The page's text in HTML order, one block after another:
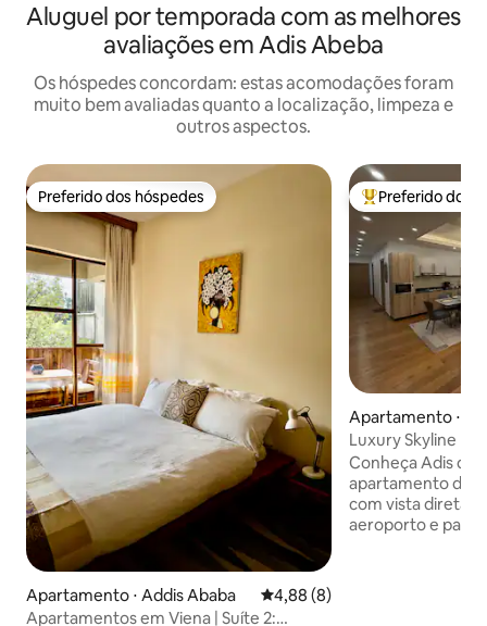
Aluguel por temporada com as melhores
avaliações em Adis Abeba
Os hóspedes concordam: estas acomodações foram
muito bem avaliadas quanto a localização, limpeza e
outros aspectos.
Preferido dos hóspedes
Preferido dos hóspedes
Apartamento ⋅ Addis Ababa 4,88 de uma avaliação média
4,88 (8)
Apartamentos em Viena | Suíte 2:
Entre os
Preferido dos
Apartamento ⋅
Luxury Skyline |
Bole | 3 quartos
Conheça Adis de
apartamento de 3
com vista direta
aeroporto e para